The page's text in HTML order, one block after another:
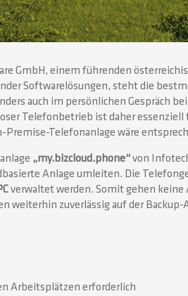
GmbH, einem führenden
Softwarelösungen, steht die
auch im persönlichen Gespräch
Telefonbetrieb ist daher essenziell
Premise-Telefonanlage wäre
„my.bizcloud.phone“von
Anlage umleiten. Die
verwaltet werden. Somit gehen keine
weiterhin zuverlässig auf der Backup-
Arbeitsplätzen erforderlich